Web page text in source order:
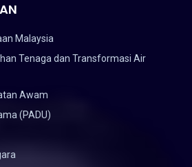
Malaysia
Tenaga dan Transformasi Air
Awam
(PADU)